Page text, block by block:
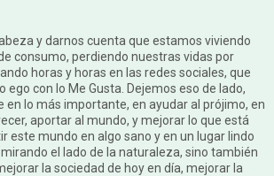
y darnos cuenta que estamos viviendo
consumo, perdiendo nuestras vidas por
horas y horas en las redes sociales, que
ego con lo Me Gusta. Dejemos eso de lado,
en lo más importante, en ayudar al prójimo, en
aportar al mundo, y mejorar lo que está
este mundo en algo sano y en un lugar lindo
el lado de la naturaleza, sino también
la sociedad de hoy en día, mejorar la